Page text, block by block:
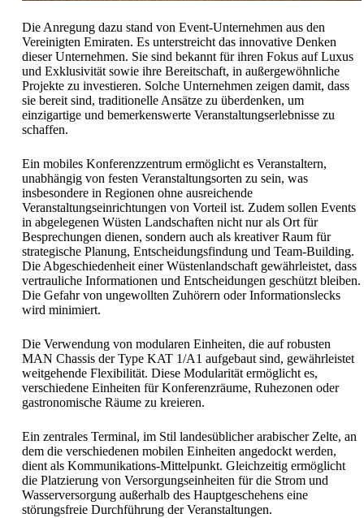
Die Anregung dazu stand von Event-Unternehmen aus den
Vereinigten Emiraten. Es unterstreicht das innovative Denken
dieser Unternehmen. Sie sind bekannt für ihren Fokus auf Luxus
und Exklusivität sowie ihre Bereitschaft, in außergewöhnliche
Projekte zu investieren. Solche Unternehmen zeigen damit, dass
sie bereit sind, traditionelle Ansätze zu überdenken, um
einzigartige und bemerkenswerte Veranstaltungserlebnisse zu
schaffen.
Ein mobiles Konferenzzentrum ermöglicht es Veranstaltern,
unabhängig von festen Veranstaltungsorten zu sein, was
insbesondere in Regionen ohne ausreichende
Veranstaltungseinrichtungen von Vorteil ist. Zudem sollen Events
in abgelegenen Wüsten Landschaften nicht nur als Ort für
Besprechungen dienen, sondern auch als kreativer Raum für
strategische Planung, Entscheidungsfindung und Team-Building.
Die Abgeschiedenheit einer Wüstenlandschaft gewährleistet, dass
vertrauliche Informationen und Entscheidungen geschützt bleiben.
Die Gefahr von ungewollten Zuhörern oder Informationslecks
wird minimiert.
Die Verwendung von modularen Einheiten, die auf robusten
MAN Chassis der Type KAT 1/A1 aufgebaut sind, gewährleistet
weitgehende Flexibilität. Diese Modularität ermöglicht es,
verschiedene Einheiten für Konferenzräume, Ruhezonen oder
gastronomische Räume zu kreieren.
Ein zentrales Terminal, im Stil landesüblicher arabischer Zelte, an
dem die verschiedenen mobilen Einheiten angedockt werden,
dient als Kommunikations-Mittelpunkt. Gleichzeitig ermöglicht
die Platzierung von Versorgungseinheiten für die Strom und
Wasserversorgung außerhalb des Hauptgeschehens eine
störungsfreie Durchführung der Veranstaltungen.